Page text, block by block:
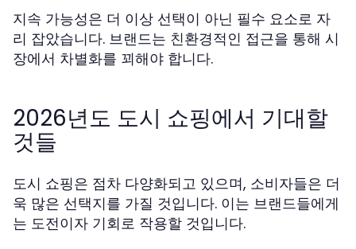
지속 가능성은 더 이상 선택이 아닌 필수 요소로 자
리 잡았습니다. 브랜드는 친환경적인 접근을 통해 시
장에서 차별화를 꾀해야 합니다.
2026년도 도시 쇼핑에서 기대할
것들
도시 쇼핑은 점차 다양화되고 있으며, 소비자들은 더
욱 많은 선택지를 가질 것입니다. 이는 브랜드들에게
는 도전이자 기회로 작용할 것입니다.